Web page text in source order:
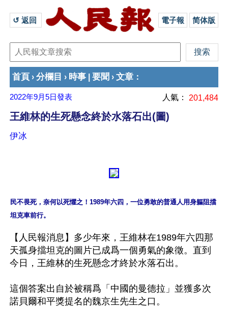
↺ 返回 電子報 简体版
首頁 › 分欄目 › 時事 要聞 › 文章 ：
2022年9月5日發表 人氣： 201,484
王維林的生死懸念終於水落石出(圖)
伊冰
民不畏死，奈何以死懼之！1989年六四，一位勇敢的普通人用身軀阻擋
【人民報消息】多少年來，王維林在1989年六四那
天孤身擋坦克的圖片已成爲一個勇氣的象徵。直到
今日，王維林的生死懸念才終於水落石出。
這個答案出自於被稱爲「中國的曼德拉」並獲多次
諾貝爾和平獎提名的魏京生先生之口。